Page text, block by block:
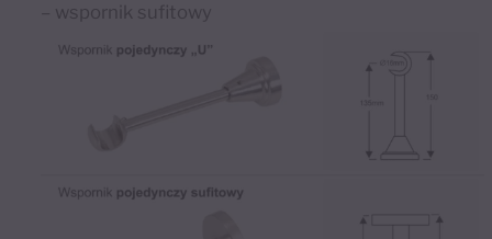
– wspornik sufitowy